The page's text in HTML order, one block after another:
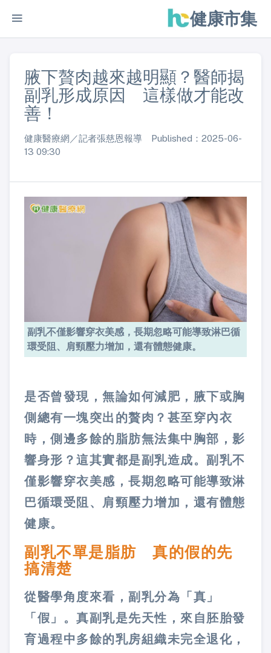
健康市集
腋下贅肉越來越明顯？醫師揭
副乳形成原因 這樣做才能改
善！
健康醫療網／記者張慈恩報導 Published：2025-06-
13 09:30
副乳不僅影響穿衣美感，長期忽略可能導致淋巴循
環受阻、肩頸壓力增加，還有體態健康。
是否曾發現，無論如何減肥，腋下或胸
側總有一塊突出的贅肉？甚至穿內衣
時，側邊多餘的脂肪無法集中胸部，影
響身形？這其實都是副乳造成。副乳不
僅影響穿衣美感，長期忽略可能導致淋
巴循環受阻、肩頸壓力增加，還有體態
健康。
副乳不單是脂肪 真的假的先
搞清楚
從醫學角度來看，副乳分為「真」
「假」。真副乳是先天性，來自胚胎發
育過程中多餘的乳房組織未完全退化，